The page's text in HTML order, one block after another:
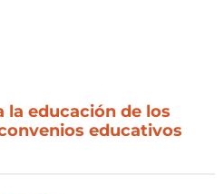
la educación de los
educativos